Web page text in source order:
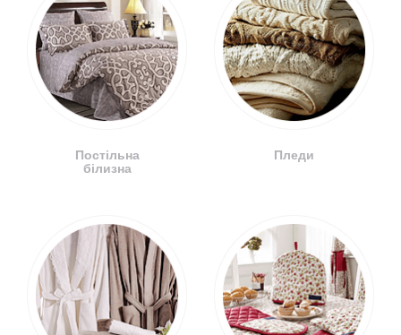
Постільна
білизна
Пледи